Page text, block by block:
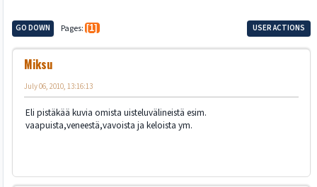
GO DOWN Pages 1 USER ACTIONS
Miksu
July 06, 2010, 13:16:13
Eli pistäkää kuvia omista uisteluvälineistä esim.
vaapuista,veneestä,vavoista ja keloista ym.